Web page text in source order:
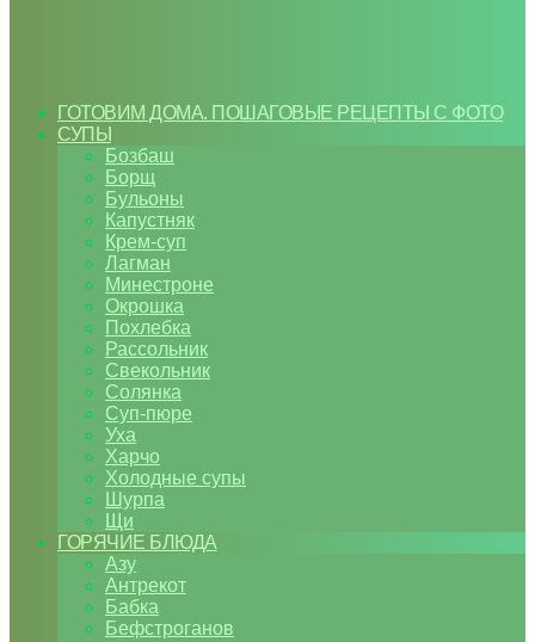
ГОТОВИМ ДОМА. ПОШАГОВЫЕ РЕЦЕПТЫ С ФОТО
СУПЫ
Бозбаш
Борщ
Бульоны
Капустняк
Крем-суп
Лагман
Минестроне
Окрошка
Похлебка
Рассольник
Свекольник
Солянка
Суп-пюре
Уха
Харчо
Холодные супы
Шурпа
Щи
ГОРЯЧИЕ БЛЮДА
Азу
Антрекот
Бабка
Бефстроганов